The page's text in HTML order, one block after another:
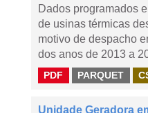
Dados programados
de usinas térmicas
motivo de despacho
dos anos de 2013 a
PDF PARQUET
Unidade Geradora